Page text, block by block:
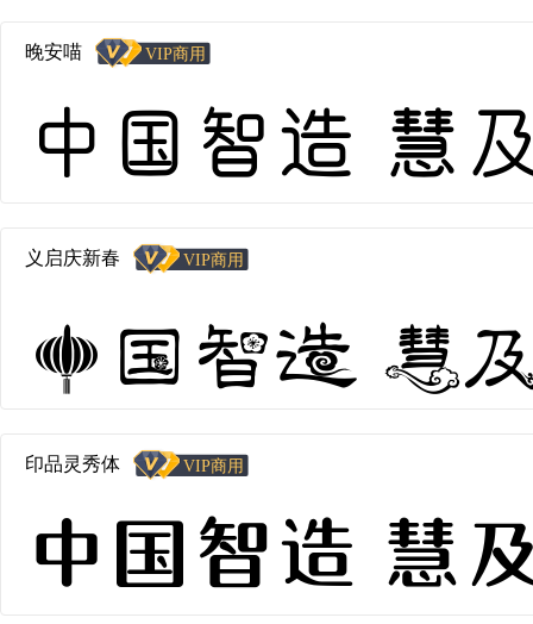
晚安喵
中国智造 慧
义启庆新春
中国智造 慧
印品灵秀体
中国智造 慧